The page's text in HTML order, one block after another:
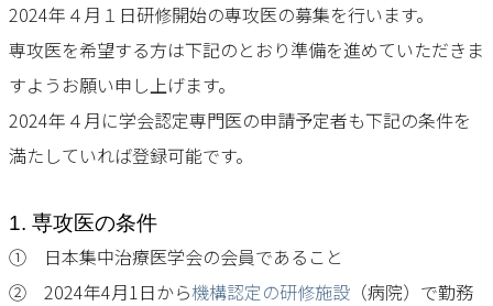
2024年４月１日研修開始の専攻医の募集を行います。
専攻医を希望する方は下記のとおり準備を進めていただきま
すようお願い申し上げます。
2024年４月に学会認定専門医の申請予定者も下記の条件を
満たしていれば登録可能です。
1. 専攻医の条件
①
日本集中治療医学会の会員であること
② 2024年4月1日から機構認定の研修施設（病院）で勤務